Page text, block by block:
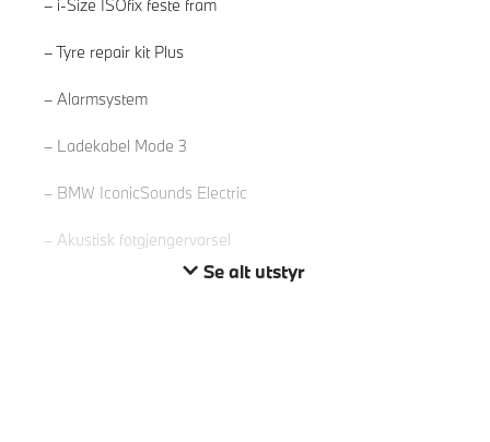
i-Size ISOfix feste fram
Tyre repair kit Plus
Alarmsystem
Ladekabel Mode 3
BMW IconicSounds Electric
Akustisk fotgjengervarsel
Se alt utstyr
Les mer